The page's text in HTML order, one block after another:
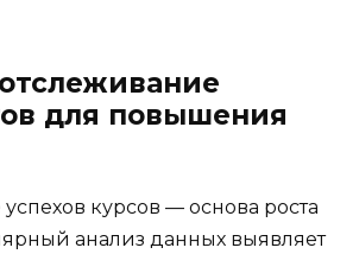
для повышения
курсов — основа роста
анализ данных выявляет